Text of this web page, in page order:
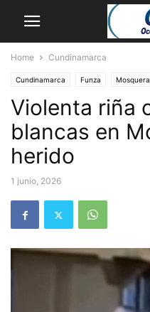
Home Cundinamarca
Cundinamarca Funza Mosquera
Violenta riña
blancas en
herido
1 junio, 2026